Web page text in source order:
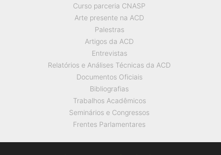
Curso parceria CNASP
Arte presente na ACD
Palestras
Artigos da ACD
Entrevistas
Relatórios e Análises Técnicas da ACD
Documentos Oficiais
Bibliografias
Trabalhos Acadêmicos
Seminários e Congressos
Frentes Parlamentares